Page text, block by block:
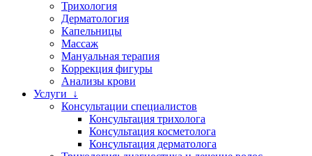
Трихология
Дерматология
Капельницы
Массаж
Мануальная терапия
Коррекция фигуры
Анализы крови
Услуги ↓
Консультации специалистов
Консультация трихолога
Консультация косметолога
Консультация дерматолога